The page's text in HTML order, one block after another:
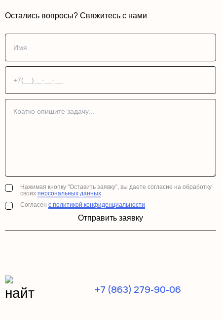
Остались вопросы? Свяжитесь с нами
Нажимая кнопку "Оставить заявку", вы даете согласие на обработку
своих персональных данных
Согласен с политикой конфиденциальности
Отправить заявку
+7 (863) 279-90-06